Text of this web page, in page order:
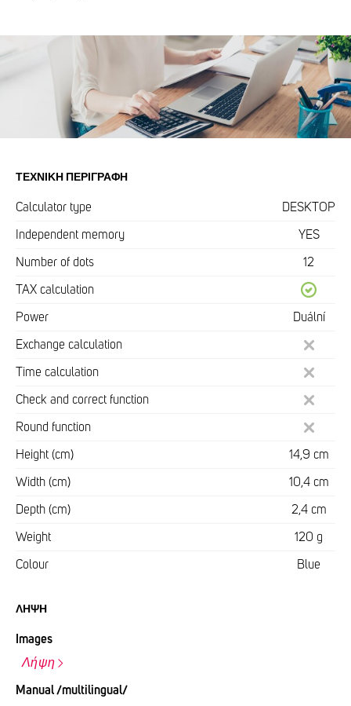
ΤΕΧΝΙΚΉ ΠΕΡΙΓΡΑΦΉ
Calculator type DESKTOP
Independent memory YES
Number of dots 12
TAX calculation
Power Duální
Exchange calculation
Time calculation
Check and correct function
Round function
Height (cm) 14,9 cm
Width (cm) 10,4 cm
Depth (cm) 2,4 cm
Weight 120 g
Colour Blue
ΛΉΨΗ
Images
Λήψη
Manual /multilingual/